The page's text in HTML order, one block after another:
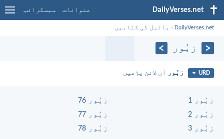
DailyVerses.net عنوانات سبسکرائب
DailyVerses.net
› بائبل کی کتابیں
زبُور
URD زبُور آن لائن پڑھیں
زبُور 1
زبُور 2
زبُور 3
زبُور 76
زبُور 77
زبُور 78